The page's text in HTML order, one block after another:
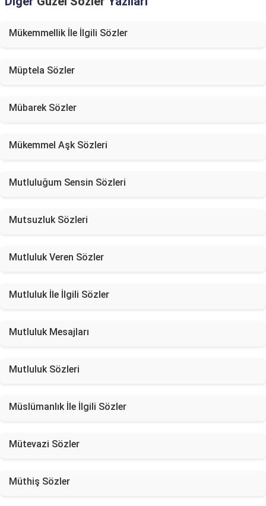
Mükemmellik İle İlgili Sözler
Müptela Sözler
Mübarek Sözler
Mükemmel Aşk Sözleri
Mutluluğum Sensin Sözleri
Mutsuzluk Sözleri
Mutluluk Veren Sözler
Mutluluk İle İlgili Sözler
Mutluluk Mesajları
Mutluluk Sözleri
Müslümanlık İle İlgili Sözler
Mütevazi Sözler
Müthiş Sözler